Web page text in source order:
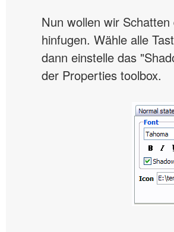
Nun wollen wir
hinfugen. Wähle alle
dann einstelle das
der Properties toolbox.